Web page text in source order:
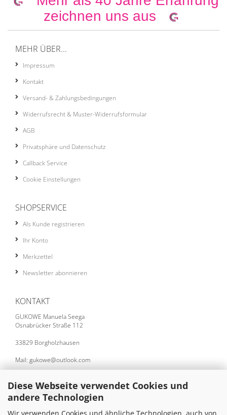
Diese Webseite verwendet Cookies und
andere Technologien
Wir verwenden Cookies und ähnliche Technologien, auch von
zeichnen uns aus
MEHR ÜBER...
Impressum
Kontakt
Versand- & Zahlungsbedingungen
Widerrufsrecht & Muster-Widerrufsformular
AGB
Privatsphäre und Datenschutz
Callback Service
Cookie Einstellungen
SHOPSERVICE
Als Kunde registrieren
Ihr Konto
Merkzettel
Newsletter abonnieren
KONTAKT
GUKOWE Manuela Seega
Osnabrücker Straße 112
33829 Borgholzhausen
Mail: gukowe@outlook.com
Vertrag widerrufen